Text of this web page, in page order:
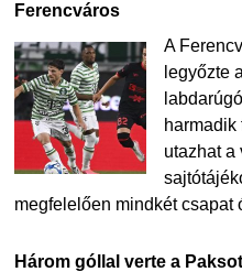
Ferencváros
A
legyőzte
harmadik
utazhat a
megfelelően mindkét csapat
Három góllal verte a